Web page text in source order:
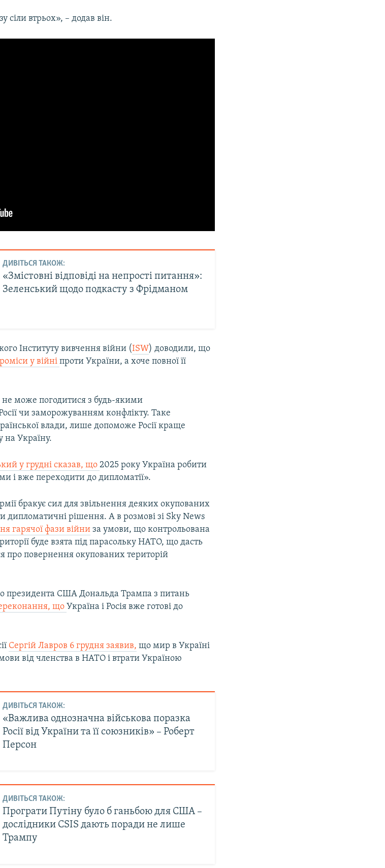
сіли втрьох», – додав він.
ДИВІТЬСЯ ТАКОЖ:
«Змістовні відповіді на непрості питання»:
Зеленський щодо подкасту з Фрідманом
Інституту вивчення війни (ISW) доводили, що
у війніпроти України, а хоче повної її
не може погодитися з будь-якими
чи заморожуванням конфлікту. Таке
влади, лише допоможе Росії краще
на Україну.
у грудні сказав, що2025 року Україна робити
і вже переходити до дипломатії».
бракує сил для звільнення деяких окупованих
дипломатичні рішення. А в розмові зі Sky News
гарячої фази війни за умови, що контрольована
буде взята під парасольку НАТО, що дасть
про повернення окупованих територій
президента США Дональда Трампа з питань
щоУкраїна і Росія вже готові до
Сергій Лавров 6 грудня заявив, що мир в Україні
від членства в НАТО і втрати Україною
ДИВІТЬСЯ ТАКОЖ:
«Важлива однозначна військова поразка
Росії від України та її союзників» – Роберт
Персон
ДИВІТЬСЯ ТАКОЖ:
Програти Путіну було б ганьбою для США –
дослідники CSIS дають поради не лише
Трампу